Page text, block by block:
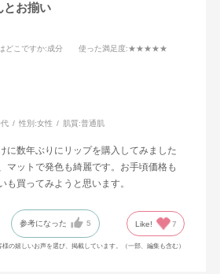
とお揃い
どこですか:成分 使った満足度:★★★★★
性別:女性 肌質:普通肌
に数年ぶりにリップを購入してみました
マットで発色も綺麗です。お手頃価格も
も買ってみようと思います。
参考になった 5 Like! 7
の嬉しいお声を選び、掲載しています。（一部、編集も含む）